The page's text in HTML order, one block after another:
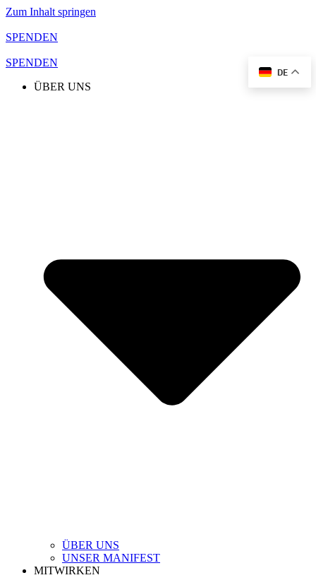
Zum Inhalt springen
SPENDEN
SPENDEN
ÜBER UNS
ÜBER UNS
UNSER MANIFEST
MITWIRKEN
DE